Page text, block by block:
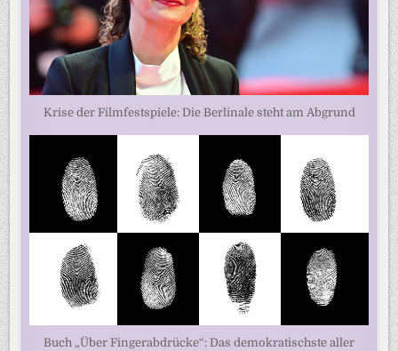
Krise der Filmfestspiele: Die Berlinale steht am Abgrund
Buch „Über Fingerabdrücke“: Das demokratischste aller